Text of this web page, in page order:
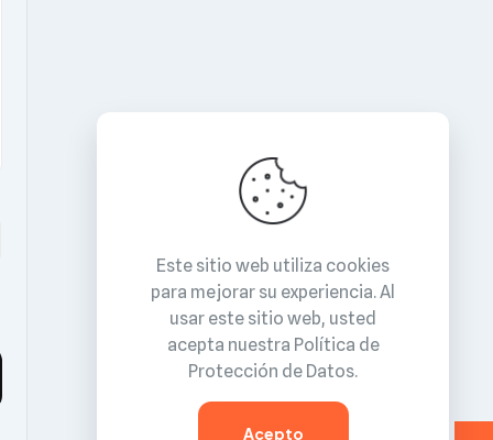
Este sitio web utiliza cookies
para mejorar su experiencia. Al
usar este sitio web, usted
acepta nuestra Política de
Protección de Datos.
Acepto